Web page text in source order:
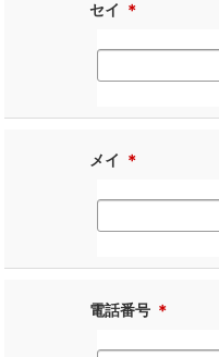
セイ ＊
メイ ＊
電話番号 ＊